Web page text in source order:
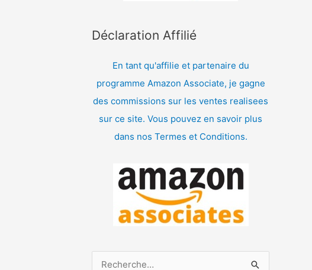
Déclaration Affilié
En tant qu'affilie et partenaire du
programme Amazon Associate, je gagne
des commissions sur les ventes realisees
sur ce site. Vous pouvez en savoir plus
dans nos Termes et Conditions.